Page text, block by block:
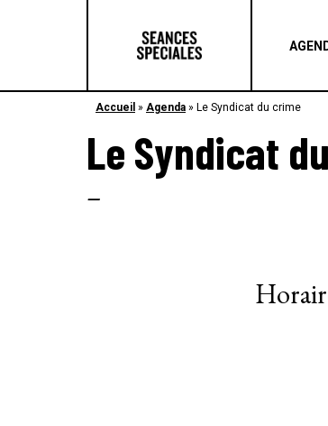
Accueil » Agenda » Le Syndicat du crime
Le Syndicat
–